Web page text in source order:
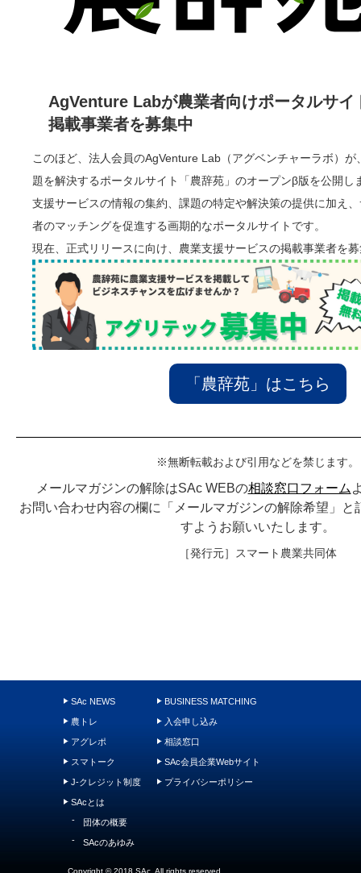
AgVenture Labが農業者向けポータルサイ
掲載事業者を募集中
このほど、法人会員のAgVenture Lab（アグベンチャーラボ）
題を解決するポータルサイト「農辞苑」のオープンβ版を公開し
支援サービスの情報の集約、課題の特定や解決策の提供に加え
者のマッチングを促進する画期的なポータルサイトです。
現在、正式リリースに向け、農業支援サービスの掲載事業者を
「農辞苑」はこちら
※無断転載および引用などを禁じます。
メールマガジンの解除はSAc WEBの相談窓口フォーム
お問い合わせ内容の欄に「メールマガジンの解除希望」と
すようお願いいたします。
［発行元］スマート農業共同体
SAc NEWS
農トレ
アグレポ
スマトーク
J-クレジット制度
SAcとは
団体の概要
SAcのあゆみ
BUSINESS MATCHING
入会申し込み
相談窓口
SAc会員企業Webサイト
プライバシーポリシー
Copyright © 2018 SAc. All rights reserved.